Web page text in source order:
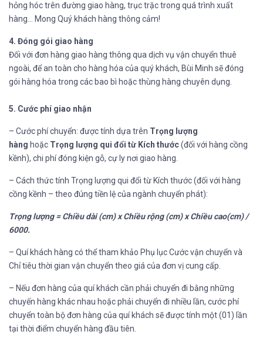
hỏng hóc trên đường giao hàng, trục trặc trong quá trình xuất
hàng… Mong Quý khách hàng thông cảm!
4. Đóng gói giao hàng
Đối với đơn hàng giao hàng thông qua dịch vụ vận chuyển thuê
ngoài, để an toàn cho hàng hóa của quý khách, Bùi Minh sẽ đóng
gói hàng hóa trong các bao bì hoặc thùng hàng chuyên dụng.
5. Cước phí giao nhận
– Cước phí chuyển: được tính dựa trên Trọng lượng
hàng hoặc Trọng lượng qui đổi từ Kích thước(đối với hàng cồng
kềnh), chi phí đóng kiện gỗ, cự ly nơi giao hàng.
– Cách thức tính Trọng lượng qui đổi từ Kích thước (đối với hàng
cồng kềnh – theo đúng tiền lệ của ngành chuyển phát):
Trọng lượng = Chiều dài (cm) x Chiều rộng (cm) x Chiều cao(cm) /
6000.
– Quí khách hàng có thể tham khảo Phụ lục Cước vận chuyển và
Chỉ tiêu thời gian vận chuyển theo giá của đơn vị cung cấp.
– Nếu đơn hàng của quí khách cần phải chuyển đi bằng những
chuyến hàng khác nhau hoặc phải chuyển đi nhiều lần, cước phí
chuyển toàn bộ đơn hàng của quí khách sẽ được tính một (01) lần
tại thời điểm chuyển hàng đầu tiên.